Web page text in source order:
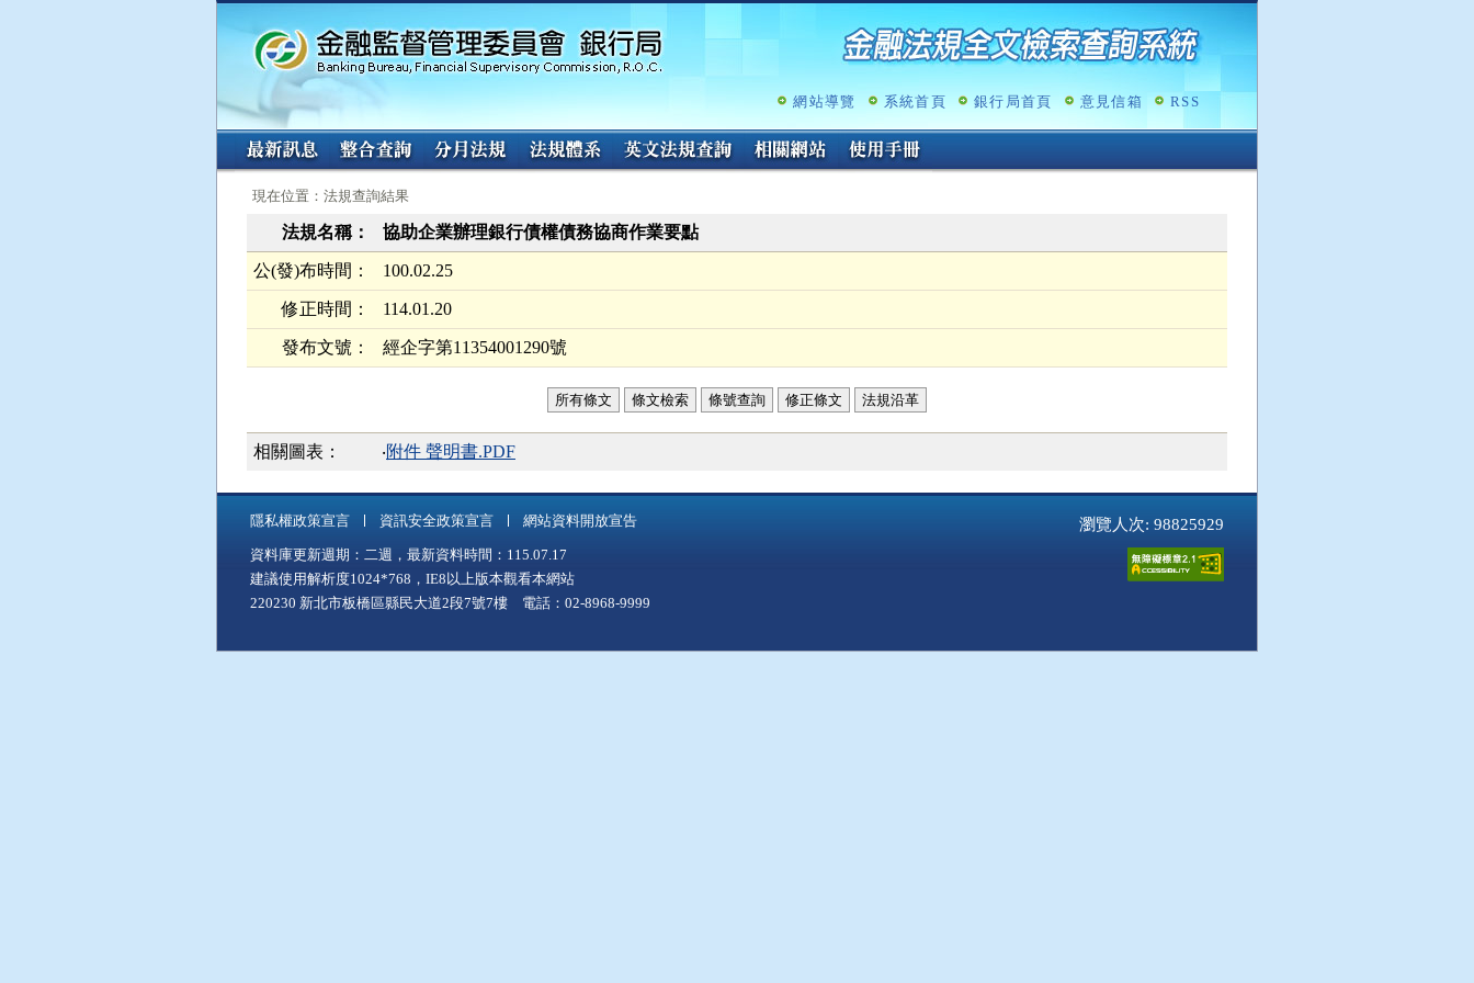
跳
容
網站導覽 系統首頁 銀行局首頁 意見信箱 RSS
:::
現在位置：法規查詢結果
法規名稱： 協助企業辦理銀行債權債務協商作業要點
公(發)布時間： 100.02.25
修正時間： 114.01.20
發布文號： 經企字第11354001290號
所有條文 條文檢索 條號查詢 修正條文 法規沿革
相關圖表： ‧附件 聲明書.PDF
隱私權政策宣言 資訊安全政策宣言 網站資料開放宣告 瀏覽人次: 98825929
資料庫更新週期：二週，最新資料時間：115.07.17
建議使用解析度1024*768，IE8以上版本觀看本網站
220230 新北市板橋區縣民大道2段7號7樓 電話：02-8968-9999